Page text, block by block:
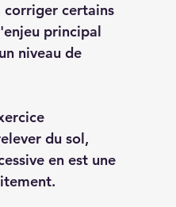
certains
principal
niveau de
du sol,
en est une